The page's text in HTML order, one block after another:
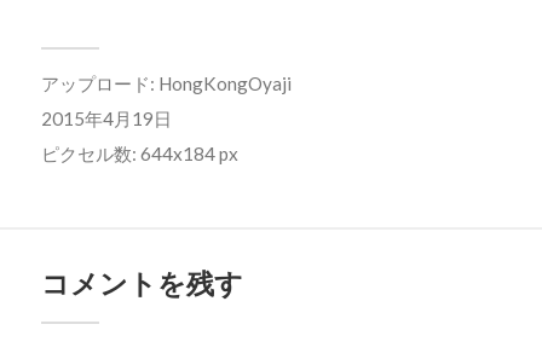
アップロード: HongKongOyaji
2015年4月19日
ピクセル数: 644x184 px
コメントを残す